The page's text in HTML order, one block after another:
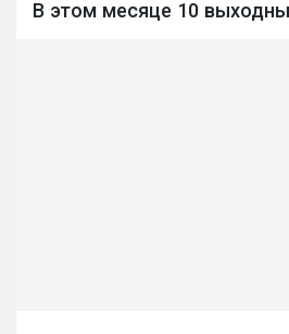
В этом месяце 10